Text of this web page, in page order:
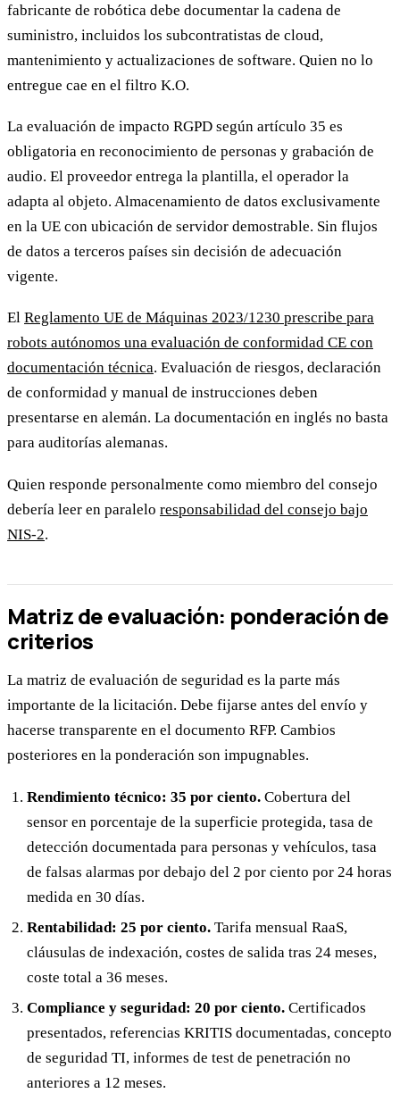
fabricante de robótica debe documentar la cadena de
suministro, incluidos los subcontratistas de cloud,
mantenimiento y actualizaciones de software. Quien no lo
entregue cae en el filtro K.O.
La evaluación de impacto RGPD según artículo 35 es
obligatoria en reconocimiento de personas y grabación de
audio. El proveedor entrega la plantilla, el operador la
adapta al objeto. Almacenamiento de datos exclusivamente
en la UE con ubicación de servidor demostrable. Sin flujos
de datos a terceros países sin decisión de adecuación
vigente.
El Reglamento UE de Máquinas 2023/1230 prescribe para
robots autónomos una evaluación de conformidad CE con
documentación técnica. Evaluación de riesgos, declaración
de conformidad y manual de instrucciones deben
presentarse en alemán. La documentación en inglés no basta
para auditorías alemanas.
Quien responde personalmente como miembro del consejo
debería leer en paralelo responsabilidad del consejo bajo
NIS-2.
Matriz de evaluación: ponderación de
criterios
La matriz de evaluación de seguridad es la parte más
importante de la licitación. Debe fijarse antes del envío y
hacerse transparente en el documento RFP. Cambios
posteriores en la ponderación son impugnables.
Rendimiento técnico: 35 por ciento. Cobertura del
sensor en porcentaje de la superficie protegida, tasa de
detección documentada para personas y vehículos, tasa
de falsas alarmas por debajo del 2 por ciento por 24 horas
medida en 30 días.
Rentabilidad: 25 por ciento. Tarifa mensual RaaS,
cláusulas de indexación, costes de salida tras 24 meses,
coste total a 36 meses.
Compliance y seguridad: 20 por ciento. Certificados
presentados, referencias KRITIS documentadas, concepto
de seguridad TI, informes de test de penetración no
anteriores a 12 meses.